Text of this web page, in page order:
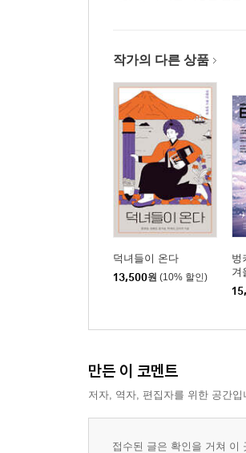
작가의 다른 상품
덕녀들이 온다
13,500원 (10% 할인)
벙
겨
만든 이 코멘트
저자, 역자, 편집자를 위한 공간
접수된 글은 확인을 거쳐 이